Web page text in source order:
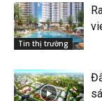
Tin thị trường